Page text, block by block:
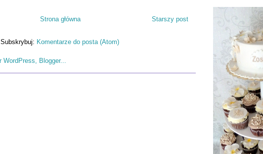
Starszy post
Strona główna
Subskrybuj: Komentarze do posta (Atom)